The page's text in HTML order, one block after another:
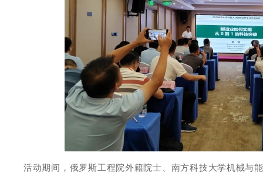
活动期间，俄罗斯工程院外籍院士、南方科技大学机械与